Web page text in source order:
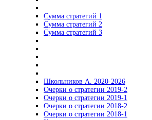
Сумма стратегий 1
Сумма стратегий 2
Сумма стратегий 3
Школьников А. 2020-2026
Очерки о стратегии 2019-2
Очерки о стратегии 2019-1
Очерки о стратегии 2018-2
Очерки о стратегии 2018-1